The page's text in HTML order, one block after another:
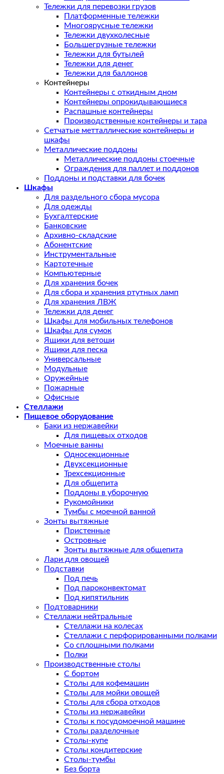
Тележки для перевозки грузов
Платформенные тележки
Многоярусные тележки
Тележки двухколесные
Большегрузные тележки
Тележки для бутылей
Тележки для денег
Тележки для баллонов
Контейнеры
Контейнеры с откидным дном
Контейнеры опрокидывающиеся
Распашные контейнеры
Производственные контейнеры и тара
Сетчатые метталлические контейнеры и
шкафы
Металлические поддоны
Металлические поддоны стоечные
Ограждения для паллет и поддонов
Поддоны и подставки для бочек
Шкафы
Для раздельного сбора мусора
Для одежды
Бухгалтерские
Банковские
Архивно-складские
Абонентские
Инструментальные
Картотечные
Компьютерные
Для хранения бочек
Для сбора и хранения ртутных ламп
Для хранения ЛВЖ
Тележки для денег
Шкафы для мобильных телефонов
Шкафы для сумок
Ящики для ветоши
Ящики для песка
Универсальные
Модульные
Оружейные
Пожарные
Офисные
Стеллажи
Пищевое оборудование
Баки из нержавейки
Для пищевых отходов
Моечные ванны
Односекционные
Двухсекционные
Трехсекционные
Для общепита
Поддоны в уборочную
Рукомойники
Тумбы с моечной ванной
Зонты вытяжные
Пристенные
Островные
Зонты вытяжные для общепита
Лари для овощей
Подставки
Под печь
Под пароконвектомат
Под кипятильник
Подтоварники
Стеллажи нейтральные
Стеллажи на колесах
Стеллажи с перфорированными полками
Со сплошными полками
Полки
Производственные столы
С бортом
Столы для кофемашин
Столы для мойки овощей
Столы для сбора отходов
Столы из нержавейки
Столы к посудомоечной машине
Столы разделочные
Столы-купе
Столы кондитерские
Столы-тумбы
Без борта